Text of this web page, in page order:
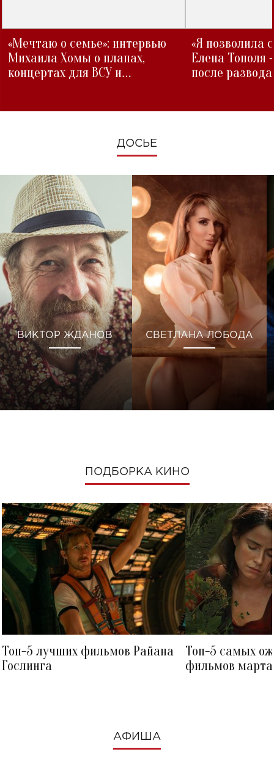
«Мечтаю о семье»: интервью
Михаила Хомы о планах,
концертах для ВСУ и
«Я позволила
Елена Тополя
после развода
ДОСЬЕ
ВИКТОР ЖДАНОВ СВЕТЛАНА ЛОБОДА
ПОДБОРКА КИНО
Топ-5 лучших фильмов Райана
Гослинга
Топ-5 самых
фильмов
АФИША